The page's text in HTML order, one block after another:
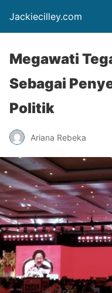
Jackiecilley.com
Megawati
Sebagai
Politik
Ariana Rebeka